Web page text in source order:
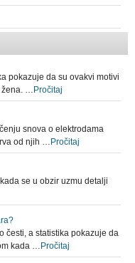
pokazuje da su ovakvi motivi
žena. … Pročitaj
snova o elektrodama
od njih … Pročitaj
se u obzir uzmu detalji
česti, a statistika pokazuje da
kada … Pročitaj